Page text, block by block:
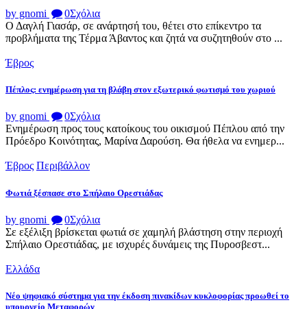
by gnomi 0Σχόλια
Ο Δαγλή Γιασάρ, σε ανάρτησή του, θέτει στο επίκεντρο τα
προβλήματα της Τέρμα Άβαντος και ζητά να συζητηθούν στο ...
Έβρος
Πέπλος: ενημέρωση για τη βλάβη στον εξωτερικό φωτισμό του χωριού
by gnomi 0Σχόλια
Ενημέρωση προς τους κατοίκους του οικισμού Πέπλου από την
Πρόεδρο Κοινότητας, Μαρίνα Δαρούση. Θα ήθελα να ενημερ...
Έβρος Περιβάλλον
Φωτιά ξέσπασε στο Σπήλαιο Ορεστιάδας
by gnomi 0Σχόλια
Σε εξέλιξη βρίσκεται φωτιά σε χαμηλή βλάστηση στην περιοχή
Σπήλαιο Ορεστιάδας, με ισχυρές δυνάμεις της Πυροσβεστ...
Ελλάδα
Νέο ψηφιακό σύστημα για την έκδοση πινακίδων κυκλοφορίας προωθεί το
υπουργείο Μεταφορών